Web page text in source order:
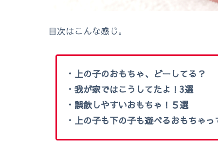
目次はこんな感じ。
・上の子のおもちゃ、どーしてる？
・我が家ではこうしてたよ！3選
・誤飲しやすいおもちゃ！５選
・上の子も下の子も遊べるおもちゃっ